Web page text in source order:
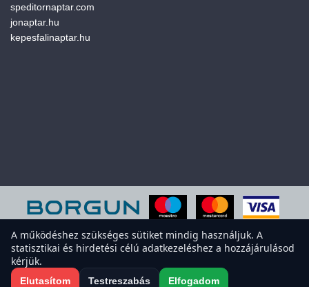
speditornaptar.com
jonaptar.hu
kepesfalinaptar.hu
Süti-beállítások megnyitása
A működéshez szükséges sütiket mindig használjuk. A
statisztikai és hirdetési célú adatkezeléshez a hozzájárulásod
kérjük.
Elutasítom Testreszabás Elfogadom
A weboldal sütiket használ a felhasználói élmény javítása érdekében.
Elfogadod a sütiket?
Elfogadom Elutasítom